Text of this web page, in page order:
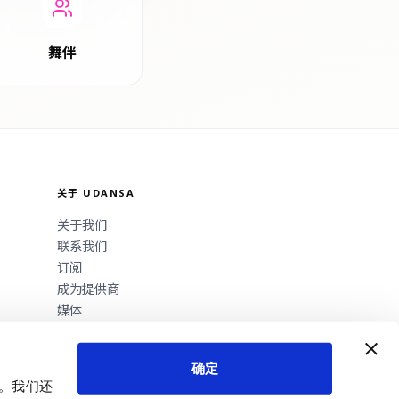
我们还
确定
舞伴
关于 UDANSA
关于我们
联系我们
订阅
成为提供商
媒体
隐私政策条款法律声明Cookie 设置